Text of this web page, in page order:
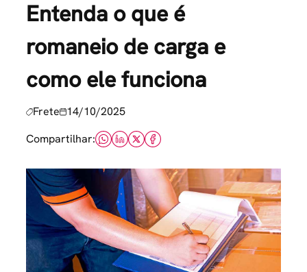
Entenda o que é
romaneio de carga e
como ele funciona
Frete 14/10/2025
Compartilhar: